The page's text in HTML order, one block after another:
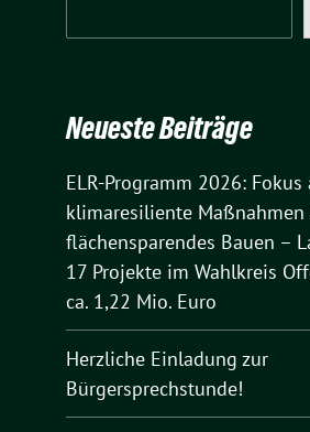
Neueste Beiträge
ELR-Programm 2026: Fokus
klimaresiliente Maßnahmen
flächensparendes Bauen –
17 Projekte im Wahlkreis
ca. 1,22 Mio. Euro
Herzliche Einladung zur
Bürgersprechstunde!